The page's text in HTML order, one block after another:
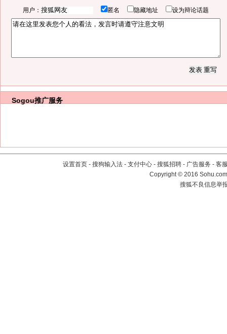
用户： 匿名 隐藏地址 设为辩论话题
Sogou推广服务
设置首页 - 搜狗输入法 - 支付中心 - 搜狐招聘 - 广告服务 - 客
Copyright©2016
搜狐不良信息举